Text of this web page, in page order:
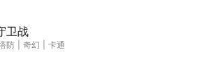
卫战
防 奇幻
卡通